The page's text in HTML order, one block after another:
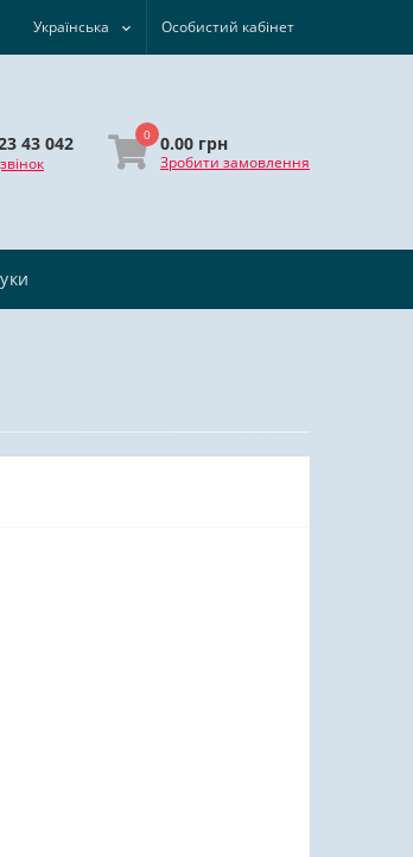
Українська Особистий кабінет
43 042 0 0.00 грн
Зробити замовлення